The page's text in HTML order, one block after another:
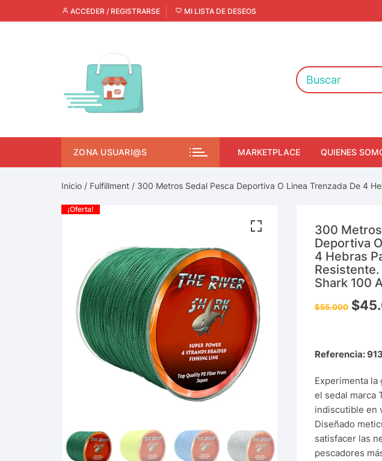
ACCEDER / REGISTRARSE MI LISTA DE DESEOS
ZONA USUARI@S MARKETPLACE QUIENES
Inicio / Fulfillment / 300 Metros Sedal Pesca Deportiva O Linea Trenzada De 4
¡Oferta!
300
Deportiva
4 Hebras
Shark 100
$55.000 $
Referencia:
Experimenta la
el sedal marca
indiscutible en
Diseñado
satisfacer las
pescadores